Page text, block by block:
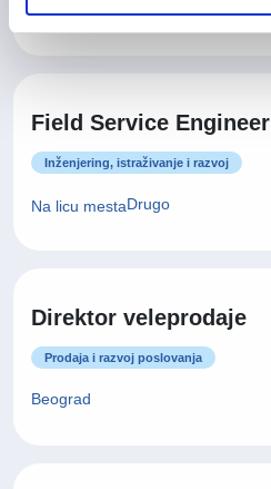
Na licu mesta
Field Service Engineer
Inženjering, istraživanje i razvoj
Na licu mestaDrugo
Direktor veleprodaje
Prodaja i razvoj poslovanja
Beograd